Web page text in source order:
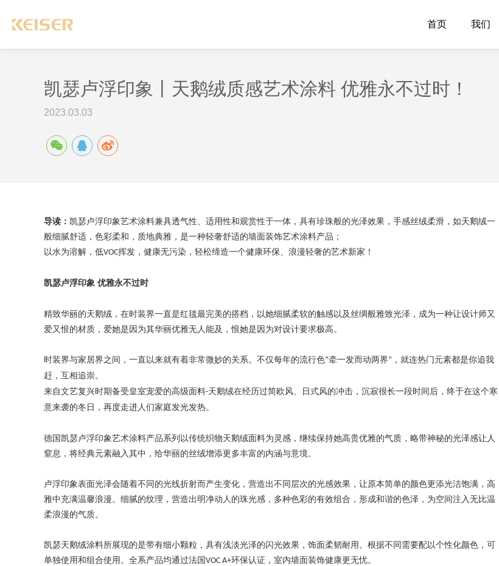
首页 我们
凯瑟卢浮印象丨天鹅绒质感艺术涂料 优雅永不过时！
2023.03.03
导读： 凯瑟 卢浮印象艺术涂料兼具透气性、适用性和观赏性于一体 ， 具有珍珠般的光泽效果 ，手感丝绒柔滑，如天鹅绒一
般细腻舒适 ， 色彩柔和，质地典雅，是一种轻奢舒适的墙面装饰艺术涂料产品 ；
以水为溶解 ， 低VOC挥发， 健康无污染，轻松缔造一个健康环保、浪漫轻奢的艺术新家！
凯瑟卢浮印象 优雅永不过时
精致华丽的天鹅绒，在时装界一直是红毯最完美的搭档，以她细腻柔软的触感以及丝绸般雅致光泽，成为一种让设计师又
爱又恨的材质 ， 爱她是因为其华丽优雅无人能及，恨她是因为对设计要求极高。
时装界与家居界之间，一直以来就有着非常微妙的关系。不仅每年的流行色“牵一发而动两界” ，就连热门元素都是你追我
赶，互相追崇。
来自文艺复兴时期备受皇室宠爱的高级面料-天鹅绒在经历过简欧风、日式风的冲击，沉寂很长一段时间后，终于在这个寒
意来袭的冬日，再度走进人们家庭发光发热。
德国凯瑟卢浮印象艺术涂料产品系列以传统织物天鹅绒面料为灵感， 继续保持她高贵优雅的气质，略带神秘的光泽感让人
窒息，将经典元素融入其中，给华丽的丝绒增添更多丰富的内涵与意境。
卢浮印象表面光泽会随着不同的光线折射而产生变化，营造出不同层次的光感效果，让原本简单的颜色更添光洁饱满，高
雅中充满温馨浪漫。细腻的纹理，营造出明净动人的珠光感，多种色彩的有效组合，形成和谐的色泽，为空间注入无比温
柔浪漫的气质。
凯瑟天鹅绒涂料所展现的是带有细小颗粒，具有浅淡光泽的闪光效果，饰面柔韧耐用。根据不同需要配以个性化颜色，可
单独使用和组合使用。 全系产品均通过法国 VOC A+环保认证，室内墙面装饰健康更无忧。